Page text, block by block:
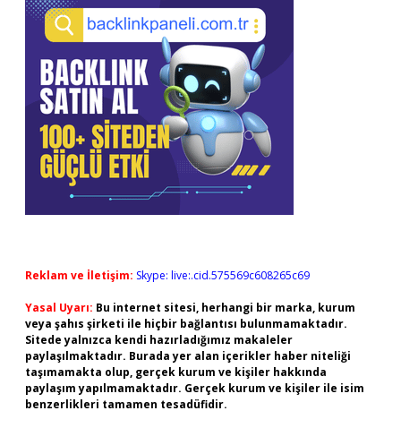
Reklam ve İletişim: Skype: live:.cid.575569c608265c69
Yasal Uyarı: Bu internet sitesi, herhangi bir marka, kurum
veya şahıs şirketi ile hiçbir bağlantısı bulunmamaktadır.
Sitede yalnızca kendi hazırladığımız makaleler
paylaşılmaktadır. Burada yer alan içerikler haber niteliği
taşımamakta olup, gerçek kurum ve kişiler hakkında
paylaşım yapılmamaktadır. Gerçek kurum ve kişiler ile isim
benzerlikleri tamamen tesadüfidir.